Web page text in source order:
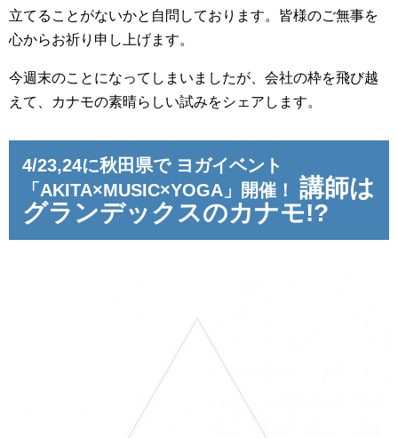
立てることがないかと自問しております。皆様のご無事を
心からお祈り申し上げます。
今週末のことになってしまいましたが、会社の枠を飛び越
えて、カナモの素晴らしい試みをシェアします。
4/23,24に秋田県で ヨガイベント
「AKITA×MUSIC×YOGA」開催！ 講師は
グランデックスのカナモ!?